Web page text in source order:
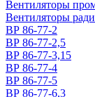
Вентиляторы
Вентиляторы
ВР 86-77-2
ВР 86-77-2,5
ВР 86-77-3,15
ВР 86-77-4
ВР 86-77-5
ВР 86-77-6,3